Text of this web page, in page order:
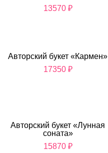
13570 ₽
Авторский букет «Кармен»
17350 ₽
Авторский букет «Лунная
соната»
15870 ₽